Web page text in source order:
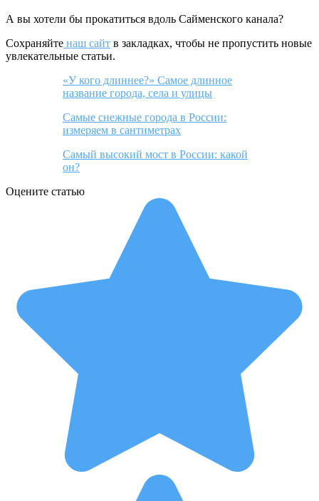
А вы хотели бы прокатиться вдоль Сайменского канала?
Сохраняйте наш сайт в закладках, чтобы не пропустить новые
увлекательные статьи.
«У кого длиннее?» Самое длинное
название города, села и улицы
Самые снежные города в России:
измеряем в сантиметрах
Самый высокий мост в России: какой
он?
Оцените статью